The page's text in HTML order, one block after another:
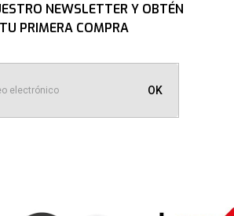
NEWSLETTER Y OBTÉN
PRIMERA COMPRA
OK